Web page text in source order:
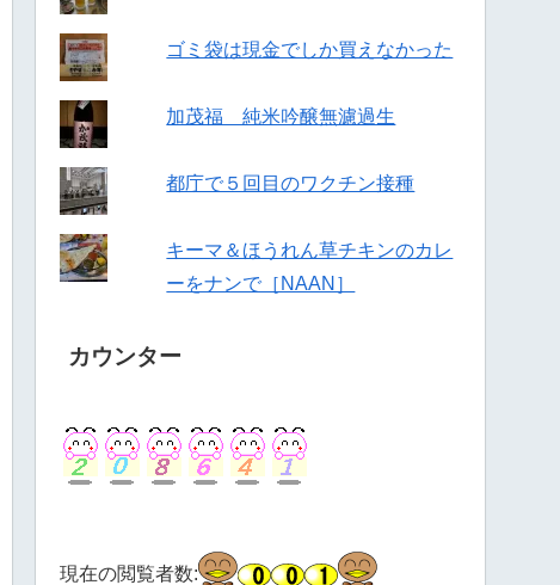
ゴミ袋は現金でしか買えなかった
加茂福 純米吟醸無濾過生
都庁で５回目のワクチン接種
キーマ＆ほうれん草チキンのカレ
ーをナンで［NAAN］
カウンター
現在の閲覧者数: